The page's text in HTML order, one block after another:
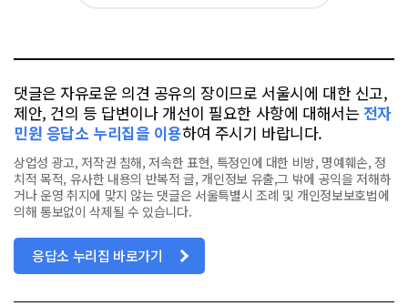
댓글은 자유로운 의견 공유의 장이므로 서울시에 대한 신고,
제안, 건의 등 답변이나 개선이 필요한 사항에 대해서는 전자
민원 응답소 누리집을 이용하여 주시기 바랍니다.
상업성 광고, 저작권 침해, 저속한 표현, 특정인에 대한 비방, 명예훼손, 정
치적 목적, 유사한 내용의 반복적 글, 개인정보 유출,그 밖에 공익을 저해하
거나 운영 취지에 맞지 않는 댓글은 서울특별시 조례 및 개인정보보호법에
의해 통보없이 삭제될 수 있습니다.
응답소 누리집 바로가기